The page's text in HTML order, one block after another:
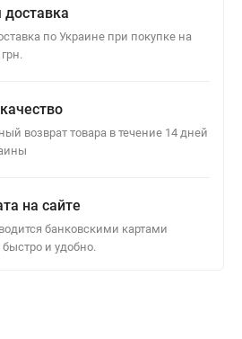
доставка
по Украине при покупке на
возврат товара в течение 14 дней
на сайте
банковскими картами
и удобно.